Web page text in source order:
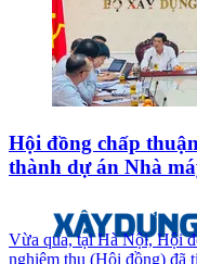
Hội đồng chấp
thành dự án Nhà
Vừa qua, tại Hà Nội, Hội
nghiệm thu (Hội đồng) đã